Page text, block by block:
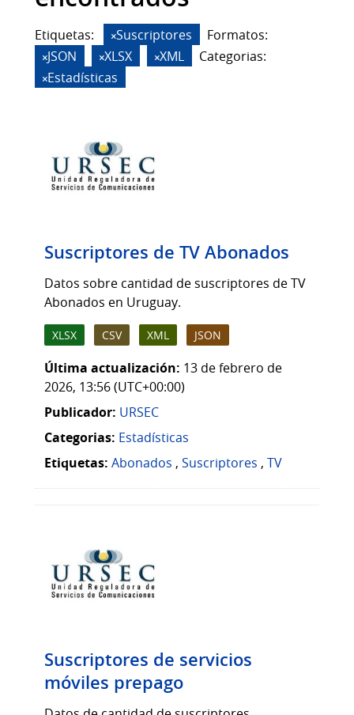
Etiquetas: Suscriptores
Formatos:
JSON
XLSX XML
Categorias:
Estadísticas
Suscriptores de TV Abonados
Datos sobre cantidad de suscriptores de TV
Abonados en Uruguay.
XLSX CSV XML JSON
Última actualización: 13 de febrero de
2026, 13:56 (UTC+00:00)
Publicador: URSEC
Categorias: Estadísticas
Etiquetas: Abonados , Suscriptores , TV
Suscriptores de servicios
móviles prepago